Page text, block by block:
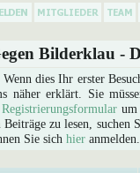
Bilderklau -
dies Ihr erster
näher erklärt. Sie
Registrierungsformularum
zu lesen,
Sie sich hier anmelden.